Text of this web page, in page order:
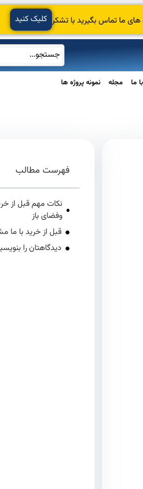
ما تماس بگیرید با تشکر کلیک کنید
ما مجله نمونه پروژه ها
فهرست مطالب
نکات مهم قبل از
وفضای باز
قبل از خرید با ما
دیدگاهتان را